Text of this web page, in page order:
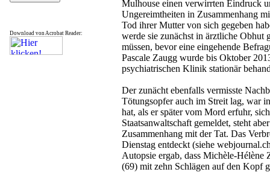
Download von Acrobat Reader:
Mulhouse einen verwirrten Eindruck
Ungereimtheiten in Zusammenhang
Tod ihrer Mutter von sich gegeben
werde sie zunächst in ärztliche Obhut
müssen, bevor eine eingehende
Pascale Zaugg wurde bis Oktober
psychiatrischen Klinik stationär
Der zunächt ebenfalls vermisste
Tötungsopfer auch im Streit lag, war
hat, als er später vom Mord erfuhr,
Staatsanwaltschaft gemeldet, steht
Zusammenhang mit der Tat. Das
Dienstag entdeckt (siehe
Autopsie ergab, dass Michèle-Hélène
(69) mit zehn Schlägen auf den Kopf